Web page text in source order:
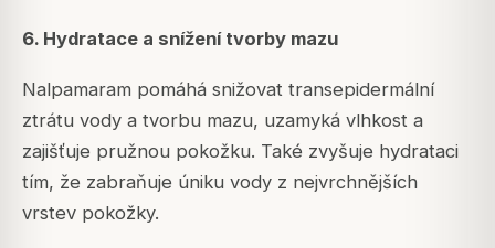
6. Hydratace a snížení tvorby mazu
Nalpamaram pomáhá snižovat transepidermální
ztrátu vody a tvorbu mazu, uzamyká vlhkost a
zajišťuje pružnou pokožku. Také zvyšuje hydrataci
tím, že zabraňuje úniku vody z nejvrchnějších
vrstev pokožky.